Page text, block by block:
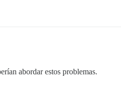
abordar estos problemas.